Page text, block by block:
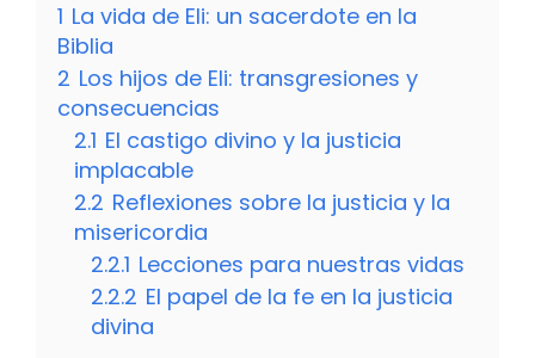
1 La vida de Eli: un sacerdote en la
Biblia
2 Los hijos de Eli: transgresiones y
consecuencias
2.1 El castigo divino y la justicia
implacable
2.2 Reflexiones sobre la justicia y la
misericordia
2.2.1 Lecciones para nuestras vidas
2.2.2 El papel de la fe en la justicia
divina